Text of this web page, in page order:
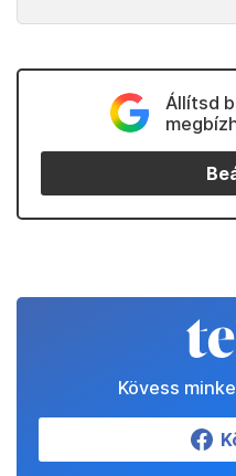
Állítsd
Kövess